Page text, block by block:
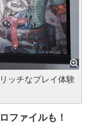
ッチなプレイ体験
ファイルも！